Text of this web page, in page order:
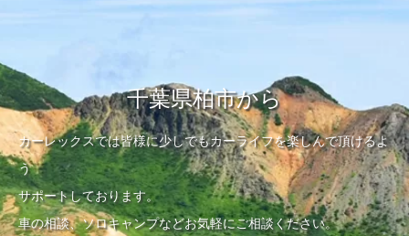
千葉県柏市から
カーレックスでは皆様に少しでもカーライフを楽しんで頂けるよ
う
サポートしております。
車の相談、ソロキャンプなどお気軽にご相談ください。